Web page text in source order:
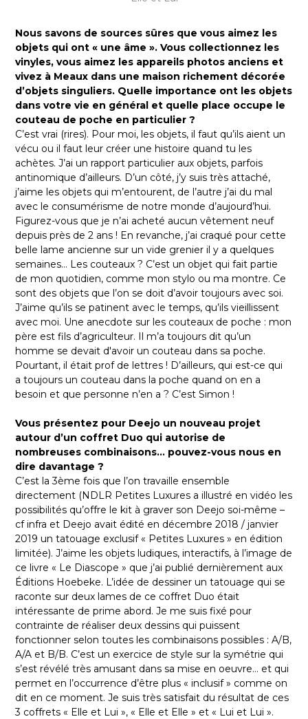
Nous savons de sources sûres que vous aimez les
objets qui ont « une âme ». Vous collectionnez les
vinyles, vous aimez les appareils photos anciens et
vivez à Meaux dans une maison richement décorée
d’objets singuliers. Quelle importance ont les objets
dans votre vie en général et quelle place occupe le
couteau de poche en particulier ?
C’est vrai (rires). Pour moi, les objets, il faut qu’ils aient un
vécu ou il faut leur créer une histoire quand tu les
achètes. J’ai un rapport particulier aux objets, parfois
antinomique d’ailleurs. D’un côté, j’y suis très attaché,
j’aime les objets qui m’entourent, de l’autre j’ai du mal
avec le consumérisme de notre monde d’aujourd’hui.
Figurez-vous que je n’ai acheté aucun vêtement neuf
depuis près de 2 ans ! En revanche, j’ai craqué pour cette
belle lame ancienne sur un vide grenier il y a quelques
semaines… Les couteaux ? C’est un objet qui fait partie
de mon quotidien, comme mon stylo ou ma montre. Ce
sont des objets que l’on se doit d’avoir toujours avec soi.
J’aime qu’ils se patinent avec le temps, qu’ils vieillissent
avec moi. Une anecdote sur les couteaux de poche : mon
père est fils d’agriculteur. Il m’a toujours dit qu’un
homme se devait d'avoir un couteau dans sa poche.
Pourtant, il était prof de lettres ! D’ailleurs, qui est-ce qui
a toujours un couteau dans la poche quand on en a
besoin et que personne n’en a ? C’est Simon !
Vous présentez pour Deejo un nouveau projet
autour d’un coffret Duo qui autorise de
nombreuses combinaisons… pouvez-vous nous en
dire davantage ?
C’est la 3ème fois que l’on travaille ensemble
directement (NDLR Petites Luxures a illustré en vidéo les
possibilités qu’offre le kit à graver son Deejo soi-même –
cf infra et Deejo avait édité en décembre 2018 / janvier
2019 un tatouage exclusif « Petites Luxures » en édition
limitée). J’aime les objets ludiques, interactifs, à l’image de
ce livre « Le Diascope » que j’ai publié dernièrement aux
Éditions Hoebeke. L’idée de dessiner un tatouage qui se
raconte sur deux lames de ce coffret Duo était
intéressante de prime abord. Je me suis fixé pour
contrainte de réaliser deux dessins qui puissent
fonctionner selon toutes les combinaisons possibles : A/B,
A/A et B/B. C’est un exercice de style sur la symétrie qui
s’est révélé très amusant dans sa mise en oeuvre… et qui
permet en l’occurrence d’être plus « inclusif » comme on
dit en ce moment. Je suis très satisfait du résultat de ces
3 coffrets « Elle et Lui », « Elle et Elle » et « Lui et Lui ».